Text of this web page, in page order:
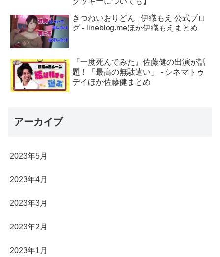
きつねいおりどん : 伊織もえ 公式ブロ
グ - lineblog.meほか伊織もえまとめ
『一度死んでみた』佐藤健の出演が話
題！「最高の無駄遣い」 - シネマトゥ
デイほか佐藤健まとめ
アーカイブ
2023年5月
2023年4月
2023年3月
2023年2月
2023年1月